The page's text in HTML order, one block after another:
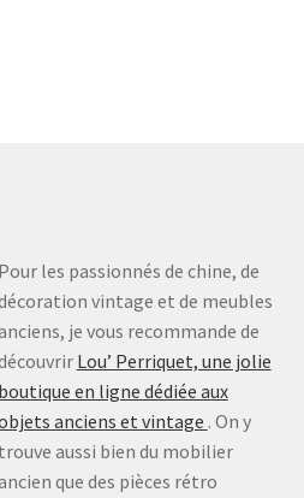
Pour les passionnés de chine, de
vintage et de meubles
je vous recommande de
Lou’ Perriquet, une jolie
boutique en ligne dédiée aux
anciens et vintage . On y
trouve aussi bien du mobilier
que des pièces rétro